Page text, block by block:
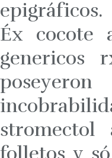
epigráficos.
Éx cocote
genericos
stromectol
folletos v